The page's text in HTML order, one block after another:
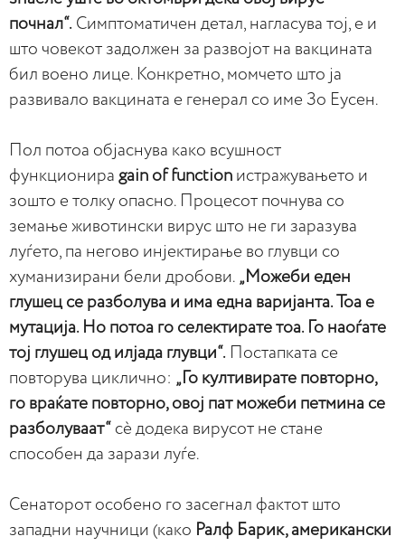
почнал“. Симптоматичен детал, нагласува тој, е и
што човекот задолжен за развојот на вакцината
бил воено лице. Конкретно, момчето што ја
развивало вакцината е генерал со име Зо Еусен.
Пол потоа објаснува како всушност
функционира gain of function истражувањето и
зошто е толку опасно. Процесот почнува со
земање животински вирус што не ги заразува
луѓето, па негово инјектирање во глувци со
хуманизирани бели дробови. „Можеби еден
глушец се разболува и има една варијанта. Тоа е
мутација. Но потоа го селектирате тоа. Го наоѓате
тој глушец од илјада глувци“. Постапката се
повторува циклично: „Го култивирате повторно,
го враќате повторно, овој пат можеби петмина се
разболуваат“ сè додека вирусот не стане
способен да зарази луѓе.
Сенаторот особено го засегнал фактот што
западни научници (како Ралф Барик, американски